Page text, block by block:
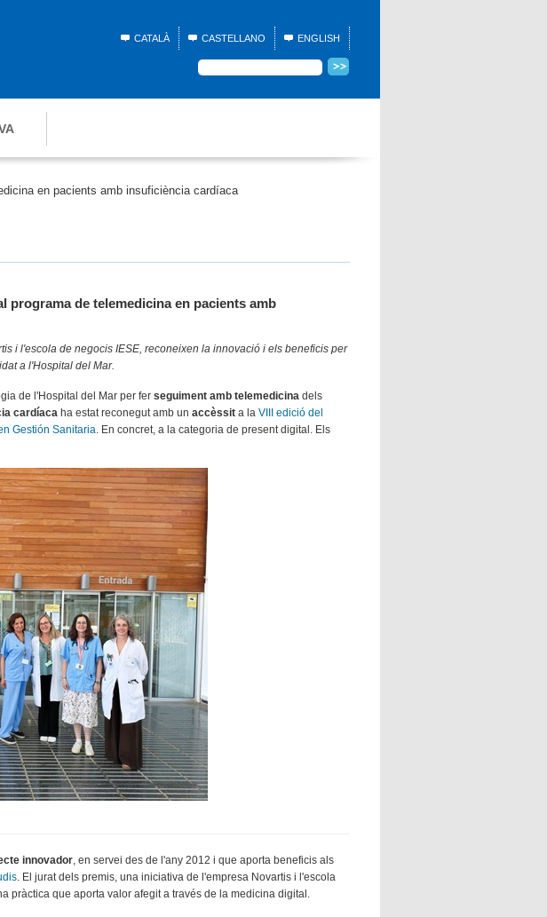
CATALÀ CASTELLANO ENGLISH
en pacients amb insuficiència cardíaca
programa de telemedicina en pacients amb
i l'escola de negocis IESE, reconeixen la innovació i els beneficis per
a l'Hospital del Mar.
de l'Hospital del Mar per ferseguiment amb telemedicina dels
cardíaca ha estat reconegut amb unaccèssit a laVIII edició del
Gestión Sanitaria . En concret, a la categoria de present digital. Els
innovador, en servei des de l'any 2012 i que aporta beneficis als
. El jurat dels premis, una iniciativa de l'empresa Novartis i l'escola
pràctica que aporta valor afegit a través de la medicina digital.